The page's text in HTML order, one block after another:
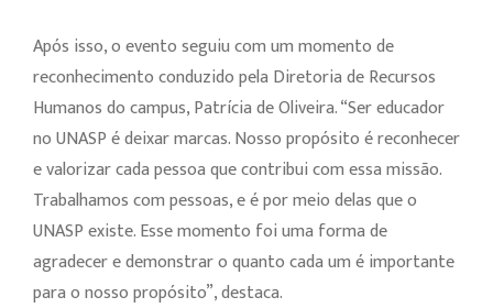
Após isso, o evento seguiu com um momento de
reconhecimento conduzido pela Diretoria de Recursos
Humanos do campus, Patrícia de Oliveira. “Ser educador
no UNASP é deixar marcas. Nosso propósito é reconhecer
e valorizar cada pessoa que contribui com essa missão.
Trabalhamos com pessoas, e é por meio delas que o
UNASP existe. Esse momento foi uma forma de
agradecer e demonstrar o quanto cada um é importante
para o nosso propósito”, destaca.